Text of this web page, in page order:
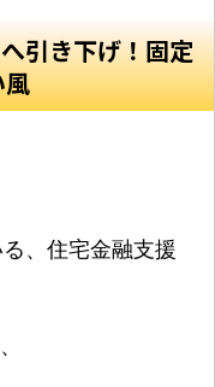
引き下げ！固定
、住宅金融支援